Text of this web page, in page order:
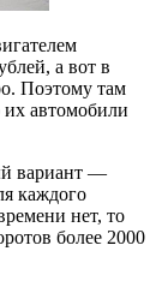
а вот в
Поэтому там
автомобили
вариант —
каждого
нет, то
более 2000